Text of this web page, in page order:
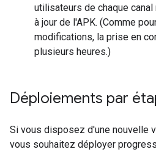
utilisateurs de chaque
à jour de l'APK. (Comme
modifications, la prise en
plusieurs heures.)
Déploiements par
Si vous disposez d'une nouvelle
vous souhaitez déployer